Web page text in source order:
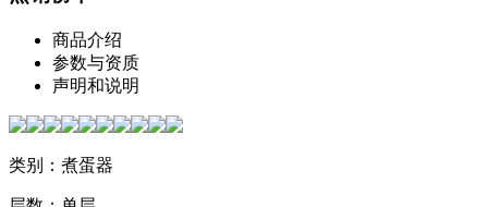
商品介绍
参数与资质
声明和说明
类别：煮蛋器